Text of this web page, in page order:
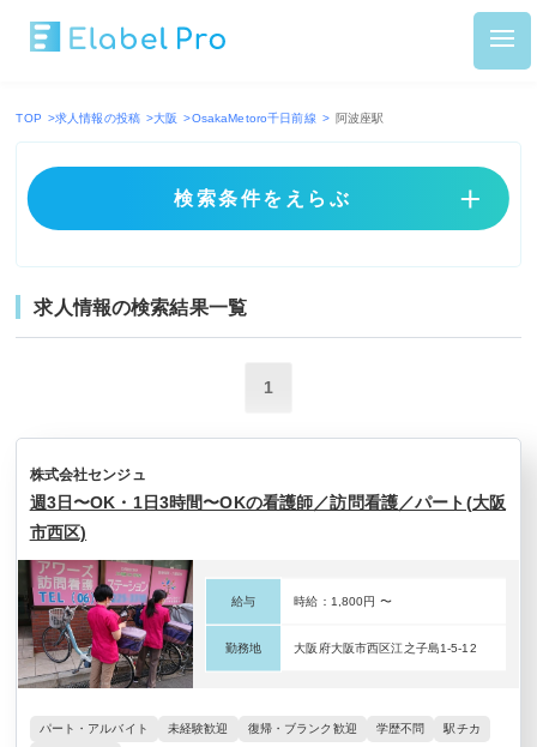
TOP >求人情報の投稿 >大阪 >OsakaMetoro千日前線 > 阿波座駅
求人情報の検索結果一覧
1
株式会社センジュ
週3日〜OK・1日3時間〜OKの看護師／訪問看護／パート(大阪
市西区)
パート・アルバイト 未経験歓迎 復帰・ブランク歓迎 学歴不問
駅チカ
給与 時給：1,800円 〜
勤務地 大阪府大阪市西区江之子島1-5-12
検索条件をえらぶ